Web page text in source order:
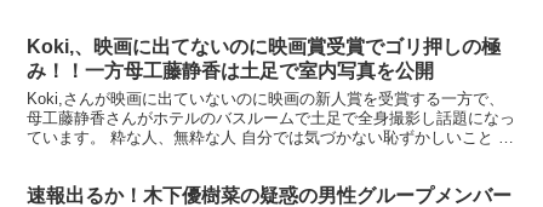
Koki,、映画に出てないのに映画賞受賞でゴリ押しの極
み！！一方母工藤静香は土足で室内写真を公開
Koki,さんが映画に出ていないのに映画の新人賞を受賞する一方で、
母工藤静香さんがホテルのバスルームで土足で全身撮影し話題になっ
ています。 粋な人、無粋な人 自分では気づかない恥ずかしいこと 楽
速報出るか！木下優樹菜の疑惑の男性グループメンバー